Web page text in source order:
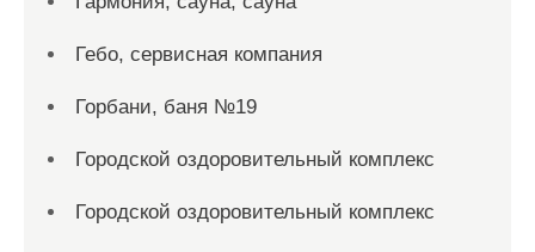
Гебо, сервисная компания
Горбани, баня №19
Городской оздоровительный комплекс
Городской оздоровительный комплекс